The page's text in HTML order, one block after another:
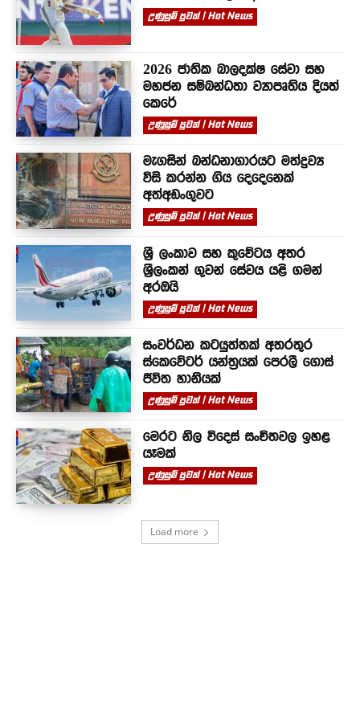
උණුසුම් පුවත් | Hot News
2026 ජාතික බාලදක්ෂ සේවා සහ
මහජන සම්බන්ධතා ව්‍යාපෘතිය දියත්
කෙරේ
උණුසුම් පුවත් | Hot News
මැගසින් බන්ධනාගාරයට මත්ද්‍රව්‍ය
විසි කරන්න ගිය දෙදෙනෙක්
අත්අඩංගුවට
උණුසුම් පුවත් | Hot News
ශ්‍රී ලංකාව සහ කුවේටය අතර
ශ්‍රීලංකන් ගුවන් සේවය යළි ගමන්
අරඹයි
උණුසුම් පුවත් | Hot News
සංවර්ධන කටයුත්තක් අතරතුර
ස්කෙවේටර් යන්ත්‍රයක් පෙරලී ගොස්
ජීවිත හානියක්
උණුසුම් පුවත් | Hot News
මෙරට නිල විදෙස් සංචිතවල ඉහළ
යෑමක්
උණුසුම් පුවත් | Hot News
Load more